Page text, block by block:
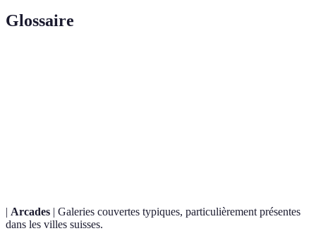
Glossaire
| Arcades | Galeries couvertes typiques, particulièrement présentes
dans les villes suisses.